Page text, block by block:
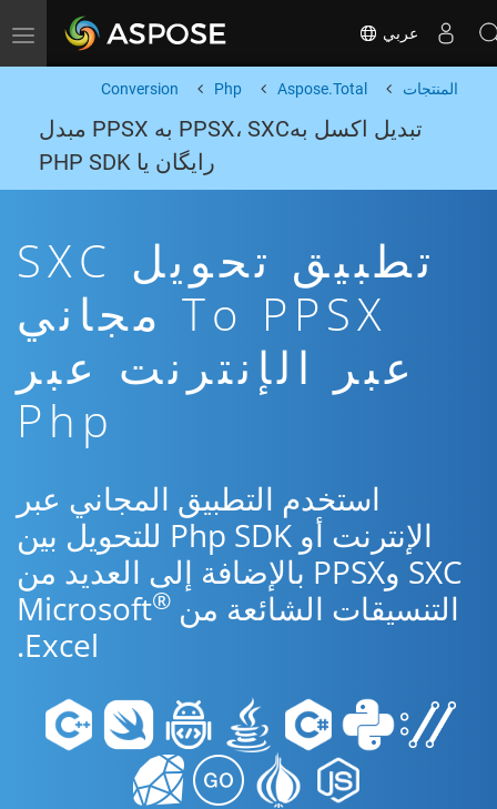
Toggle navigation عربي
المنتجات Aspose.Total
Php
Conversion
تبدیل اکسل بهPPSX، SXC به PPSX مبدل
رایگان یا PHP SDK
تطبيق تحويل SXC
To PPSX مجاني
عبر الإنترنت عبر
Php
استخدم التطبيق المجاني عبر
الإنترنت أو Php SDK للتحويل بين
SXC وPPSX بالإضافة إلى العديد من
التنسيقات الشائعة من Microsoft ®
Excel.